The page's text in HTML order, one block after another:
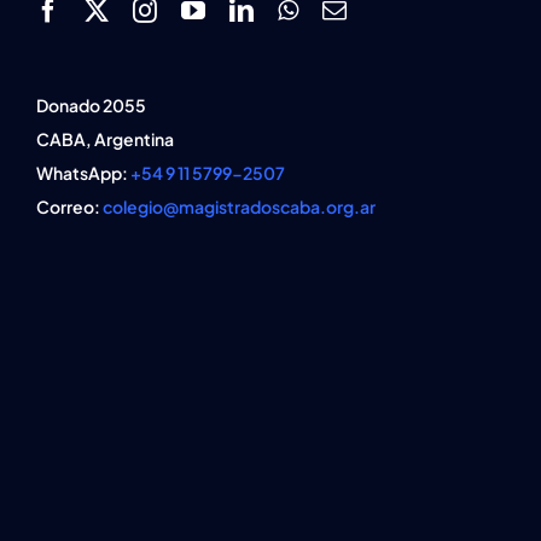
Donado 2055
CABA, Argentina
WhatsApp: +54 9 11 5799-2507
Correo:colegio@magistradoscaba.org.ar